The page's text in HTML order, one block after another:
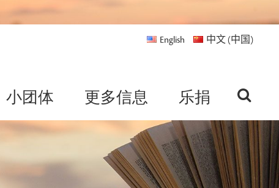
English 中文 (中国)
小团体 更多信息 乐捐